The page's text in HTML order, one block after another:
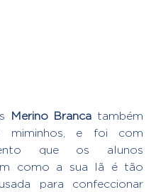
Merino Branca também
miminhos, e foi com
que os alunos
como a sua lã é tão
para confeccionar